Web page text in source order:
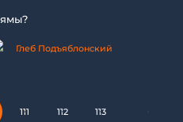
Глеб Подъяблонский
111 112 113